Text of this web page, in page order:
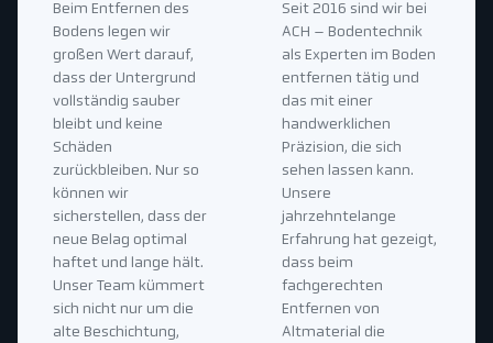
Seit 2016 sind wir bei
ACH – Bodentechnik
als Experten im Boden
entfernen tätig und
das mit einer
handwerklichen
Präzision, die sich
sehen lassen kann.
Unsere
jahrzehntelange
Erfahrung hat gezeigt,
dass beim
fachgerechten
Entfernen von
Altmaterial die
Beim Entfernen des
Bodens legen wir
großen Wert darauf,
dass der Untergrund
vollständig sauber
bleibt und keine
Schäden
zurückbleiben. Nur so
können wir
sicherstellen, dass der
neue Belag optimal
haftet und lange hält.
Unser Team kümmert
sich nicht nur um die
alte Beschichtung,